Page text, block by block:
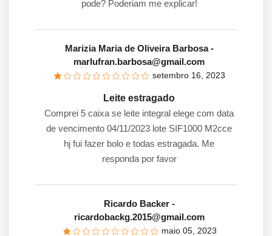
pode? Poderiam me explicar!
Marizia Maria de Oliveira Barbosa-
marlufran.barbosa@gmail.com
setembro 16, 2023
Leite estragado
Comprei 5 caixa se leite integral elege com data
de vencimento 04/11/2023 lote SIF1000 M2cce
hj fui fazer bolo e todas estragada. Me
responda por favor
Ricardo Backer -
ricardobackg.2015@gmail.com
maio 05, 2023